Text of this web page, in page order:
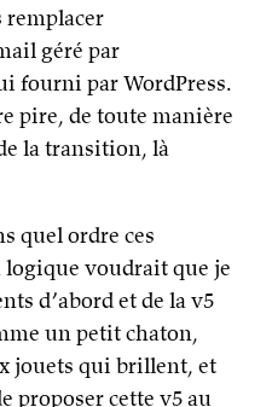
remplacer
géré par
fourni par WordPress.
pire, de toute manière
la transition, là
quel ordre ces
voudrait que je
d’abord et de la v5
un petit chaton,
jouets qui brillent, et
proposer cette v5 au